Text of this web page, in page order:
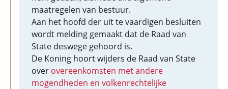
maatregelen van bestuur.
Aan het hoofd der uit te vaardigen besluiten
wordt melding gemaakt dat de Raad van
State deswege gehoord is.
De Koning hoort wijders de Raad van State
over overeenkomsten met andere
mogendheden en volkenrechtelijke